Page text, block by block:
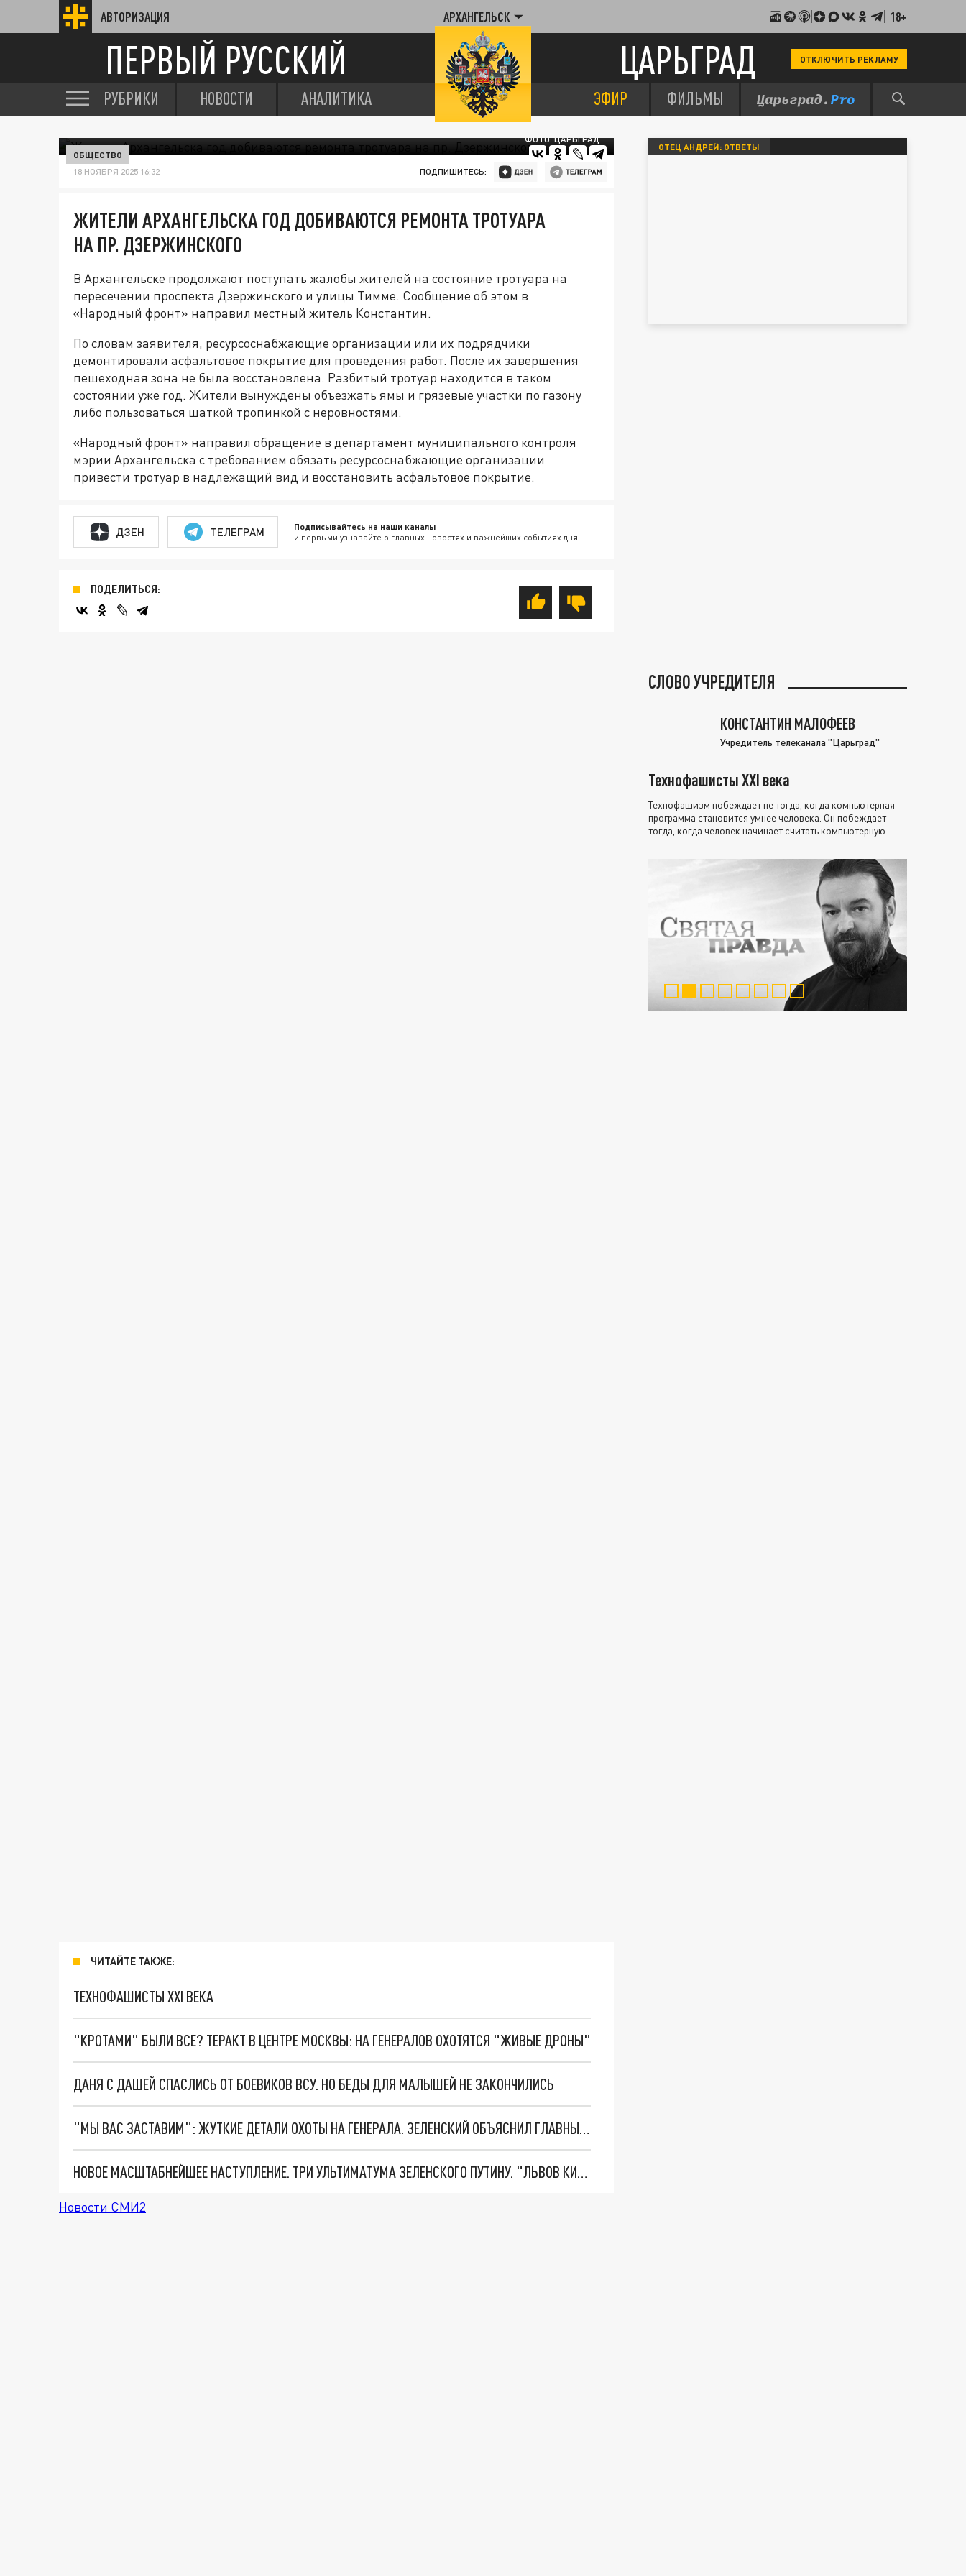
АВТОРИЗАЦИЯ АРХАНГЕЛЬСК 18+
ПЕРВЫЙ РУССКИЙ ЦАРЬГРАД ОТКЛЮЧИТЬ РЕКЛАМУ
РУБРИКИ НОВОСТИ АНАЛИТИКА ЭФИР ФИЛЬМЫ
ФОТО: ЦАРЬГРАД
ОБЩЕСТВО
18 НОЯБРЯ 2025 16:32 ПОДПИШИТЕСЬ:
ЖИТЕЛИ АРХАНГЕЛЬСКА ГОД ДОБИВАЮТСЯ РЕМОНТА ТРОТУАРА
НА ПР. ДЗЕРЖИНСКОГО
В Архангельске продолжают поступать жалобы жителей на состояние тротуара на
пересечении проспекта Дзержинского и улицы Тимме. Сообщение об этом в
«Народный фронт» направил местный житель Константин.
По словам заявителя, ресурсоснабжающие организации или их подрядчики
демонтировали асфальтовое покрытие для проведения работ. После их завершения
пешеходная зона не была восстановлена. Разбитый тротуар находится в таком
состоянии уже год. Жители вынуждены объезжать ямы и грязевые участки по газону
либо пользоваться шаткой тропинкой с неровностями.
«Народный фронт» направил обращение в департамент муниципального контроля
мэрии Архангельска с требованием обязать ресурсоснабжающие организации
привести тротуар в надлежащий вид и восстановить асфальтовое покрытие.
ДЗЕН ТЕЛЕГРАМ Подписывайтесь на наши каналы
и первыми узнавайте о главных новостях и важнейших событиях дня.
ПОДЕЛИТЬСЯ:
ЧИТАЙТЕ ТАКЖЕ:
ТЕХНОФАШИСТЫ XXI ВЕКА
"КРОТАМИ" БЫЛИ ВСЕ? ТЕРАКТ В ЦЕНТРЕ МОСКВЫ: НА ГЕНЕРАЛОВ ОХОТЯТСЯ "ЖИВЫЕ ДРОНЫ"
ДАНЯ С ДАШЕЙ СПАСЛИСЬ ОТ БОЕВИКОВ ВСУ. НО БЕДЫ ДЛЯ МАЛЫШЕЙ НЕ ЗАКОНЧИЛИСЬ
"МЫ ВАС ЗАСТАВИМ": ЖУТКИЕ ДЕТАЛИ ОХОТЫ НА ГЕНЕРАЛА. ЗЕЛЕНСКИЙ ОБЪЯСНИЛ ГЛАВНЫЙ СМЫСЛ ТЕРАКТА В ЦЕНТРЕ МОСКВЫ
НОВОЕ МАСШТАБНЕЙШЕЕ НАСТУПЛЕНИЕ. ТРИ УЛЬТИМАТУМА ЗЕЛЕНСКОГО ПУТИНУ. "ЛЬВОВ КИМА" ПОСТАВЯТ НА ПВО? ГЛОБАЛЬНЫЙ ПРОРЫВ ПОД ЗАПОРОЖЬЕМ
Новости СМИ2
ОТЕЦ АНДРЕЙ: ОТВЕТЫ
СЛОВО УЧРЕДИТЕЛЯ
КОНСТАНТИН МАЛОФЕЕВ
Учредитель телеканала "Царьград"
Технофашисты XXI века
Технофашизм побеждает не тогда, когда компьютерная
программа становится умнее человека. Он побеждает
тогда, когда человек начинает считать компьютерную